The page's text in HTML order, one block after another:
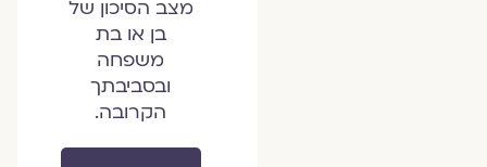
מצב הסיכון של
בן או בת
משפחה
ובסביבתך
הקרובה.